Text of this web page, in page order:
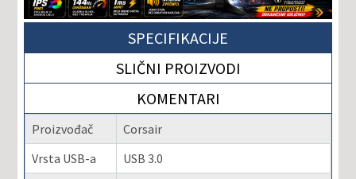
SPECIFIKACIJE
SLIČNI PROIZVODI
KOMENTARI
Proizvođač
Corsair
Vrsta USB-a
USB 3.0